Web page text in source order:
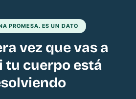
PROMESA. ES UN DATO
vez que vas a
tu cuerpo está